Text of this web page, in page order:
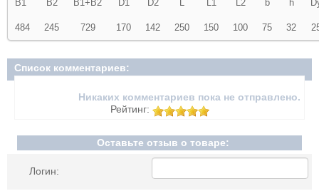
В1 В2 В1+В2 D1 D2 L L1 L2 b h
484 245 729 170 142 250 150 100 75 32
Список комментариев:
Никаких комментариев пока не отправлено.
Рейтинг:
Оставьте отзыв о товаре:
Логин: